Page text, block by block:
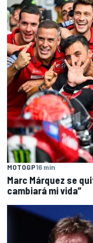
MOTOGP16 min
Marc Márquez se
cambiará mi vida”